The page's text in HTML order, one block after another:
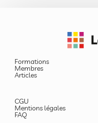
Formations
Membres
Articles
CGU
Mentions légales
FAQ